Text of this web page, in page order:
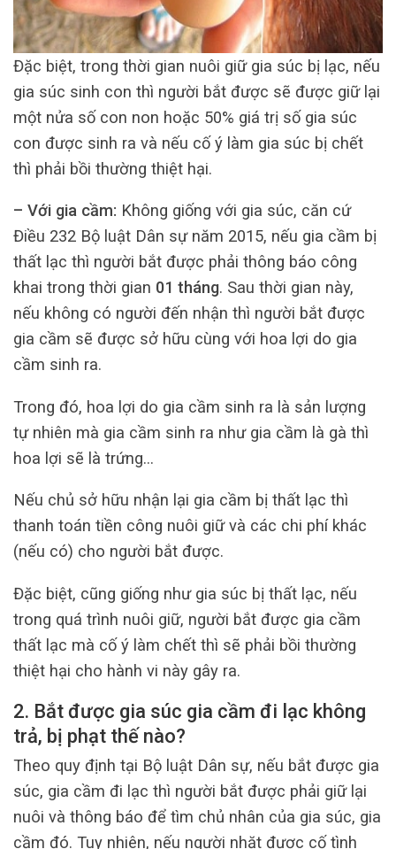
Đặc biệt, trong thời gian nuôi giữ gia súc bị lạc, nếu
gia súc sinh con thì người bắt được sẽ được giữ lại
một nửa số con non hoặc 50% giá trị số gia súc
con được sinh ra và nếu cố ý làm gia súc bị chết
thì phải bồi thường thiệt hại.
– Với gia cầm: Không giống với gia súc, căn cứ
Điều 232 Bộ luật Dân sự năm 2015, nếu gia cầm bị
thất lạc thì người bắt được phải thông báo công
khai trong thời gian 01 tháng. Sau thời gian này,
nếu không có người đến nhận thì người bắt được
gia cầm sẽ được sở hữu cùng với hoa lợi do gia
cầm sinh ra.
Trong đó, hoa lợi do gia cầm sinh ra là sản lượng
tự nhiên mà gia cầm sinh ra như gia cầm là gà thì
hoa lợi sẽ là trứng…
Nếu chủ sở hữu nhận lại gia cầm bị thất lạc thì
thanh toán tiền công nuôi giữ và các chi phí khác
(nếu có) cho người bắt được.
Đặc biệt, cũng giống như gia súc bị thất lạc, nếu
trong quá trình nuôi giữ, người bắt được gia cầm
thất lạc mà cố ý làm chết thì sẽ phải bồi thường
thiệt hại cho hành vi này gây ra.
2. Bắt được gia súc gia cầm đi lạc không
trả, bị phạt thế nào?
Theo quy định tại Bộ luật Dân sự, nếu bắt được gia
súc, gia cầm đi lạc thì người bắt được phải giữ lại
nuôi và thông báo để tìm chủ nhân của gia súc, gia
cầm đó. Tuy nhiên, nếu người nhặt được cố tình